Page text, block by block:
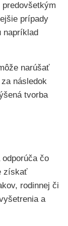
prípady
napríklad
narúšať
následok
tvorba
čo
získať
rodinnej či
a